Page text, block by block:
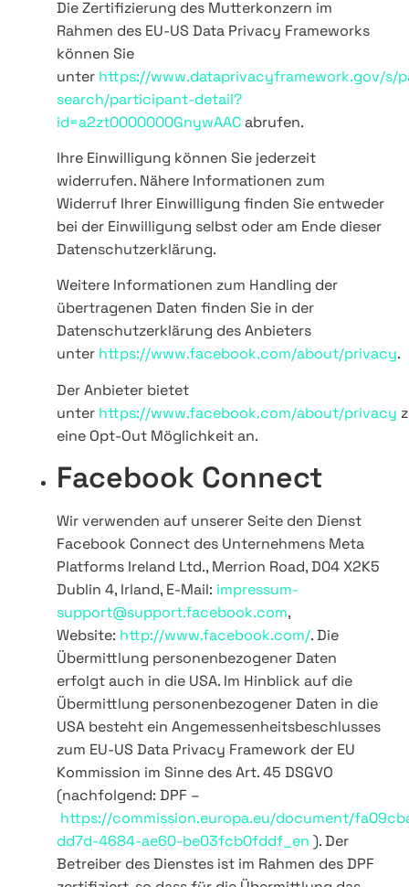
Die Zertifizierung des Mutterkonzern im
Rahmen des EU-US Data Privacy Frameworks
können Sie
unter https://www.dataprivacyframework.gov/s/
search/participant-detail?
id=a2zt0000000GnywAACabrufen.
Ihre Einwilligung können Sie jederzeit
widerrufen. Nähere Informationen zum
Widerruf Ihrer Einwilligung finden Sie entweder
bei der Einwilligung selbst oder am Ende dieser
Datenschutzerklärung.
Weitere Informationen zum Handling der
übertragenen Daten finden Sie in der
Datenschutzerklärung des Anbieters
unter https://www.facebook.com/about/privacy.
Der Anbieter bietet
unter https://www.facebook.com/about/privacy
eine Opt-Out Möglichkeit an.
Facebook Connect
Wir verwenden auf unserer Seite den Dienst
Facebook Connect des Unternehmens Meta
Platforms Ireland Ltd., Merrion Road, D04 X2K5
Dublin 4, Irland, E-Mail: impressum-
support@support.facebook.com,
Website: http://www.facebook.com/. Die
Übermittlung personenbezogener Daten
erfolgt auch in die USA. Im Hinblick auf die
Übermittlung personenbezogener Daten in die
USA besteht ein Angemessenheitsbeschlusses
zum EU-US Data Privacy Framework der EU
Kommission im Sinne des Art. 45 DSGVO
(nachfolgend: DPF –
https://commission.europa.eu/document/
dd7d-4684-ae60-be03fcb0fddf_en ). Der
Betreiber des Dienstes ist im Rahmen des DPF